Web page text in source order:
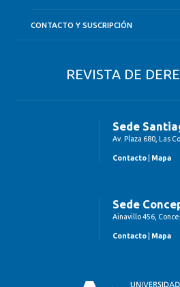
CONTACTO Y SUSCRIPCIÓN
REVISTA DE
Sede
Av. Plaza 680, Las
Contacto Mapa
Sede
Ainavillo 456,
Contacto Mapa